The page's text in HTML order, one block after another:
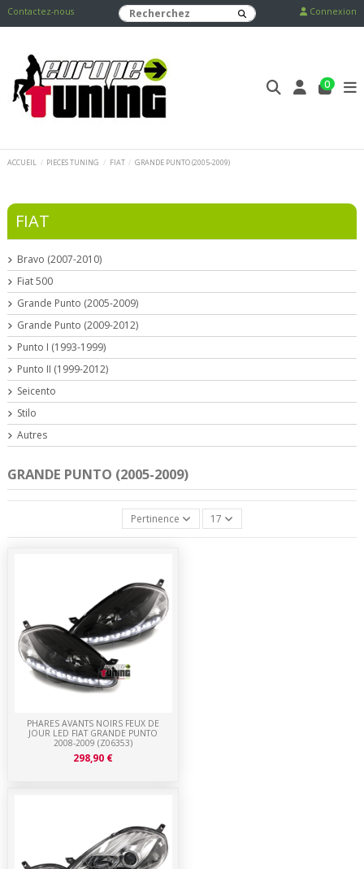
Contactez-nous Connexion
0
ACCUEIL PIECES TUNING FIAT GRANDE PUNTO (2005-2009)
GRANDE PUNTO (2005-2009)
Pertinence 17
PHARES AVANTS NOIRS FEUX DE
JOUR LED FIAT GRANDE PUNTO
2008-2009 (Z06353)
298,90 €
FIAT
Bravo (2007-2010)
Fiat 500
Grande Punto (2005-2009)
Grande Punto (2009-2012)
Punto I (1993-1999)
Punto II (1999-2012)
Seicento
Stilo
Autres